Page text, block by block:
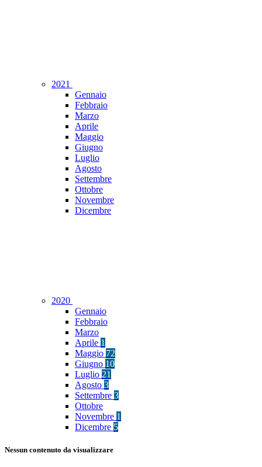
2021
Gennaio
Febbraio
Marzo
Aprile
Maggio
Giugno
Luglio
Agosto
Settembre
Ottobre
Novembre
Dicembre
2020
Gennaio
Febbraio
Marzo
Aprile 1
Maggio 72
Giugno 10
Luglio 21
Agosto 3
Settembre 3
Ottobre
Novembre 1
Dicembre 5
Nessun contenuto da visualizzare